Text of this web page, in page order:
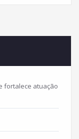
fortalece atuação